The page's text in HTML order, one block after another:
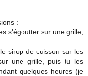
:
s'égoutter sur une grille,
sirop de cuisson sur les
une grille, puis tu les
quelques heures (je